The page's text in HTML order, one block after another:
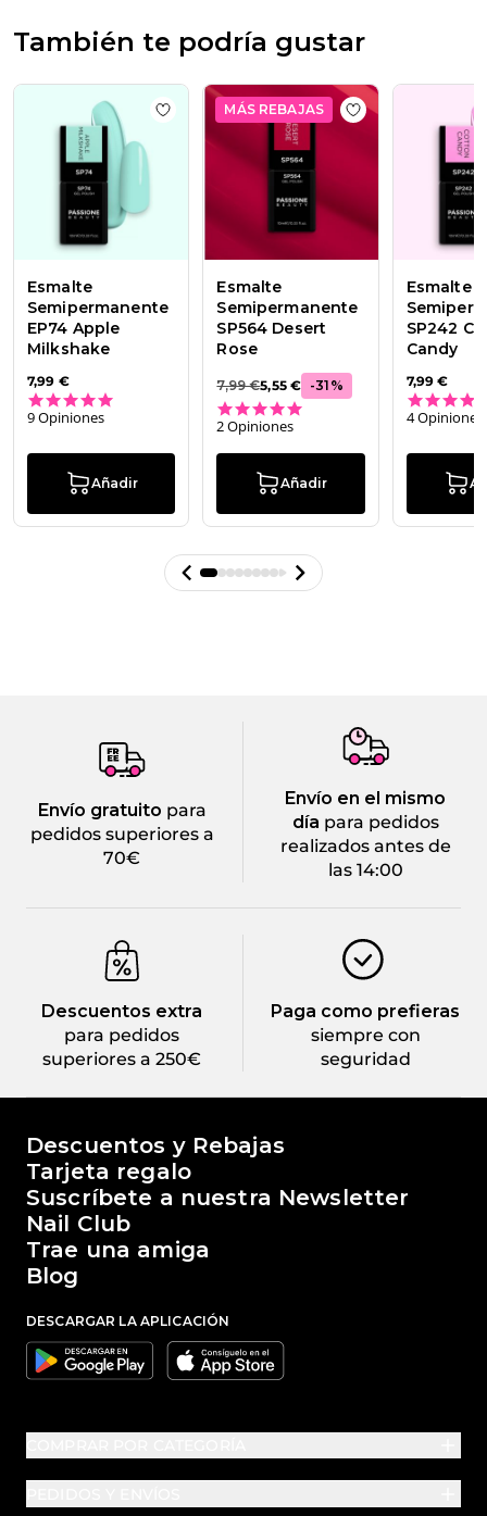
Team
Thu
Apr
16
2026
También te podría gustar
Add to wishlist Esmalte
Esmalte
Semipermanente
EP74 Apple
Milkshake
7,99 €
9 Opiniones
Añadir
MÁS REBAJAS Add to wishlist
Esmalte
Semipermanente
SP564 Desert
Rose
7,99 €5,55 € -31 %
2 Opiniones
Añadir
Esmalte
SP242
Candy
7,99 €
4 Opiniones
Envío gratuito para
pedidos superiores a
70€
Envío en el mismo
día para pedidos
realizados antes de
las 14:00
Descuentos extra
para pedidos
superiores a 250€
Paga como prefieras
siempre con
seguridad
El mundo de Passione Beauty
Descuentos y Rebajas
Tarjeta regalo
Suscríbete a nuestra Newsletter
Nail Club
Trae una amiga
Blog
DESCARGAR LA APLICACIÓN
Google Apple